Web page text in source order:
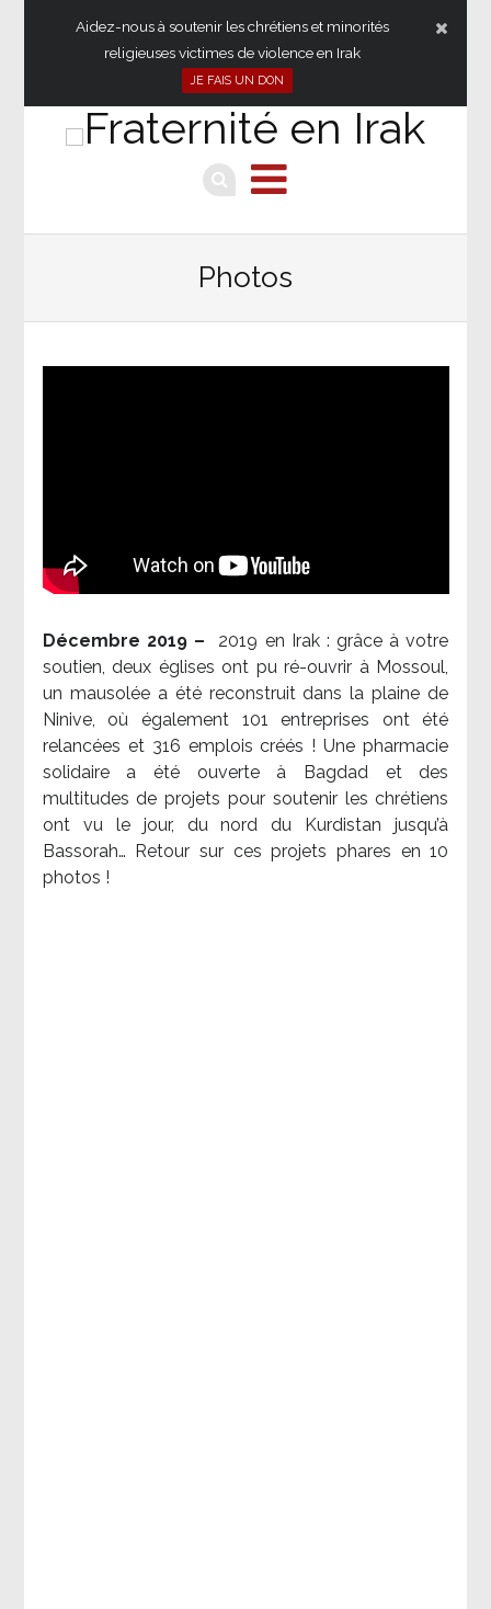
Aidez-nous à soutenir les chrétiens et minorités
religieuses victimes de violence en Irak
JE FAIS UN DON
Photos
Décembre 2019 – 2019 en Irak : grâce à votre
soutien, deux églises ont pu ré-ouvrir à Mossoul,
un mausolée a été reconstruit dans la plaine de
Ninive, où également 101 entreprises ont été
relancées et 316 emplois créés ! Une pharmacie
solidaire a été ouverte à Bagdad et des
multitudes de projets pour soutenir les chrétiens
ont vu le jour, du nord du Kurdistan jusqu’à
Bassorah… Retour sur ces projets phares en 10
photos !